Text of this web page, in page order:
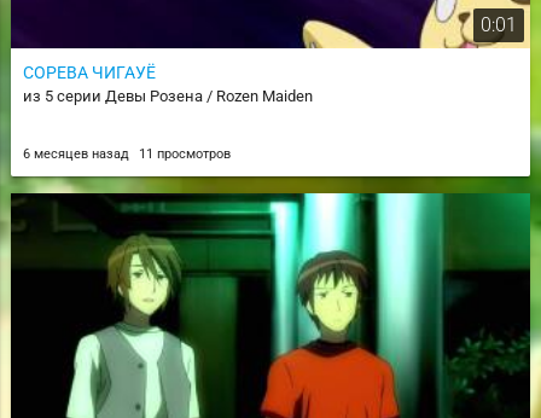
0:01
СОРЕВА ЧИГАУЁ
из 5 серии Девы Розена / Rozen Maiden
6 месяцев назад 11 просмотров